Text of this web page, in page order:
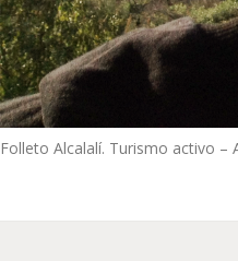
Folleto Alcalalí. Turismo activo –